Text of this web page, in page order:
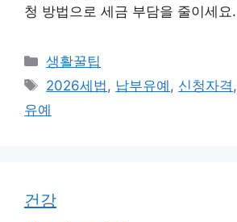
청 방법으로 세금 부담을 줄이세요.
카
테
리
생활꿀팁
태
그
2026세법, 납부유예 , 신청자격,
유예
건강